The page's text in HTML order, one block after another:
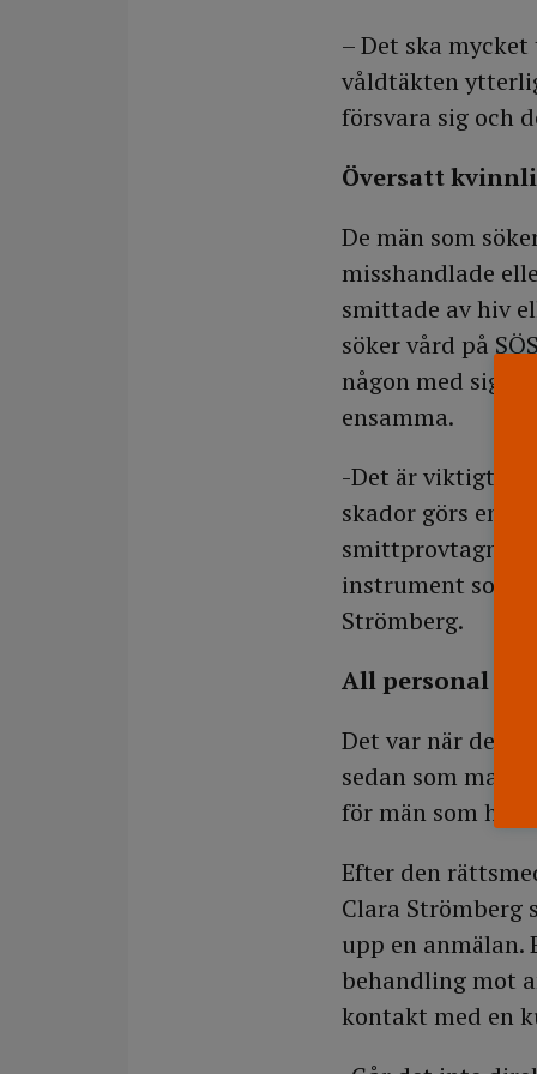
– Det ska
våldtäkten
försvara sig och
Översatt
De män som
misshandlade
smittade av hiv
söker vård på
någon med sig,
ensamma.
-Det är viktigt att
skador görs en
instrument som
Strömberg.
All personal
Det var när den
sedan som man
för män som har
Efter den
Clara
upp en
behandling mot
kontakt med en